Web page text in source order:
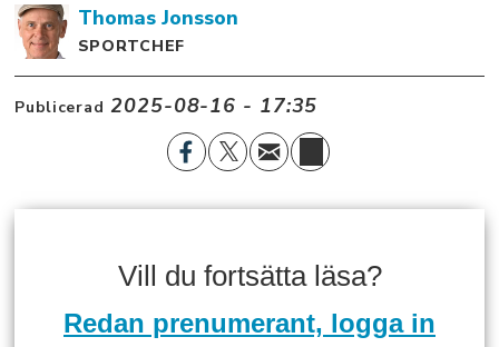
Thomas Jonsson
SPORTCHEF
Publicerad 2025-08-16 - 17:35
Vill du fortsätta läsa?
Redan prenumerant, logga in